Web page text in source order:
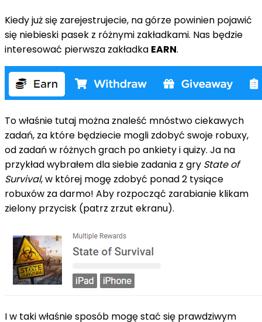
Kiedy już się zarejestrujecie, na górze powinien pojawić
się niebieski pasek z różnymi zakładkami. Nas będzie
interesować pierwsza zakładka EARN.
To właśnie tutaj można znaleść mnóstwo ciekawych
zadań, za które będziecie mogli zdobyć swoje robuxy,
od zadań w różnych grach po ankiety i quizy. Ja na
przykład wybrałem dla siebie zadania z gry State of
Survival, w której mogę zdobyć ponad 2 tysiące
robuxów za darmo! Aby rozpocząć zarabianie klikam
zielony przycisk (patrz zrzut ekranu).
I w taki właśnie sposób mogę stać się prawdziwym